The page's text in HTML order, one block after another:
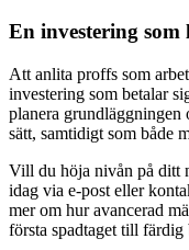
En investering som
Att anlita proffs som
investering som betalar
planera grundläggningen
sätt, samtidigt som både
Vill du höja nivån på ditt
idag via e-post eller
mer om hur avancerad
första spadtaget till färdig